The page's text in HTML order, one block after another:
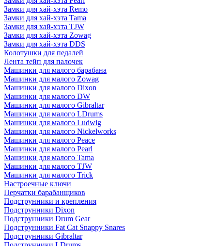
Замки для хай-хэта Remo
Замки для хай-хэта Tama
Замки для хай-хэта TJW
Замки для хай-хэта Zowag
Замки для хай-хэта DDS
Колотушки для педалей
Лента тейп для палочек
Машинки для малого барабана
Машинки для малого Zowag
Машинки для малого Dixon
Машинки для малого DW
Машинки для малого Gibraltar
Машинки для малого LDrums
Машинки для малого Ludwig
Машинки для малого Nickelworks
Машинки для малого Peace
Машинки для малого Pearl
Машинки для малого Tama
Машинки для малого TJW
Машинки для малого Trick
Настроечные ключи
Перчатки барабанщиков
Подструнники и крепления
Подструнники Dixon
Подструнники Drum Gear
Подструнники Fat Cat Snappy Snares
Подструнники Gibraltar